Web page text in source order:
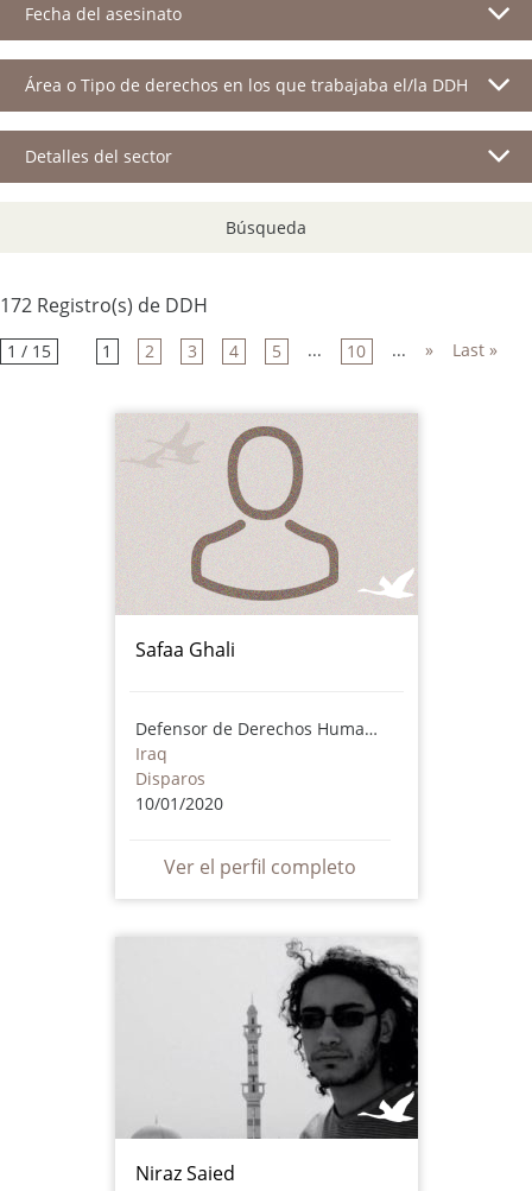
Fecha del asesinato
Área o Tipo de derechos en los que trabajaba el/la DDH
Detalles del sector
Búsqueda
172 Registro(s) de DDH
1 / 15 1 2 3 4 5 ... 10 ... » Last »
Safaa Ghali
Defensor de Derechos Humanos
Iraq
Disparos
10/01/2020
Ver el perfil completo
Niraz Saied